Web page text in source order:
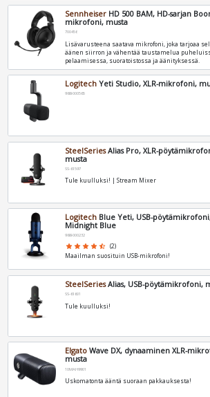
Sennheiser HD 500 BAM, HD-sarjan
mikrofoni, musta
700456
Lisävarusteena saatava mikrofoni, joka tarjoaa
äänen siirron ja vähentää taustamelua
pelaamisessa, suoratoistossa ja äänityksessä.
Logitech Yeti Studio, XLR-mikrofoni,
988-000565
SteelSeriesAlias Pro, XLR-
musta
SS-61597
Tule kuulluksi! | Stream Mixer
Logitech Blue Yeti, USB-
Midnight Blue
988-000232
star star star star star_half (2)
Maailman suosituin USB-mikrofoni!
SteelSeriesAlias, USB-pöytämikrofoni,
SS-61601
Tule kuulluksi!
Elgato Wave DX, dynaaminen XLR-
musta
10MAH9901
Uskomatonta ääntä suoraan pakkauksesta!